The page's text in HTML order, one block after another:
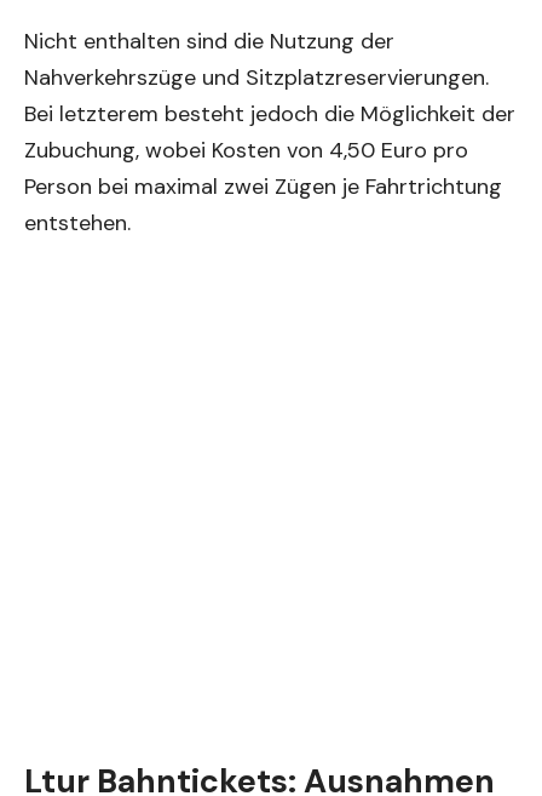
Nicht enthalten sind die Nutzung der
Nahverkehrszüge und Sitzplatzreservierungen.
Bei letzterem besteht jedoch die Möglichkeit der
Zubuchung, wobei Kosten von 4,50 Euro pro
Person bei maximal zwei Zügen je Fahrtrichtung
entstehen.
Ltur Bahntickets: Ausnahmen